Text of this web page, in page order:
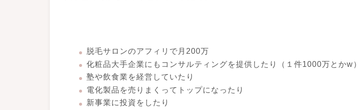
脱毛サロンのアフィリで月200万
化粧品大手企業にもコンサルティングを提供したり（１件1000万とかw）
塾や飲食業を経営していたり
電化製品を売りまくってトップになったり
新事業に投資をしたり